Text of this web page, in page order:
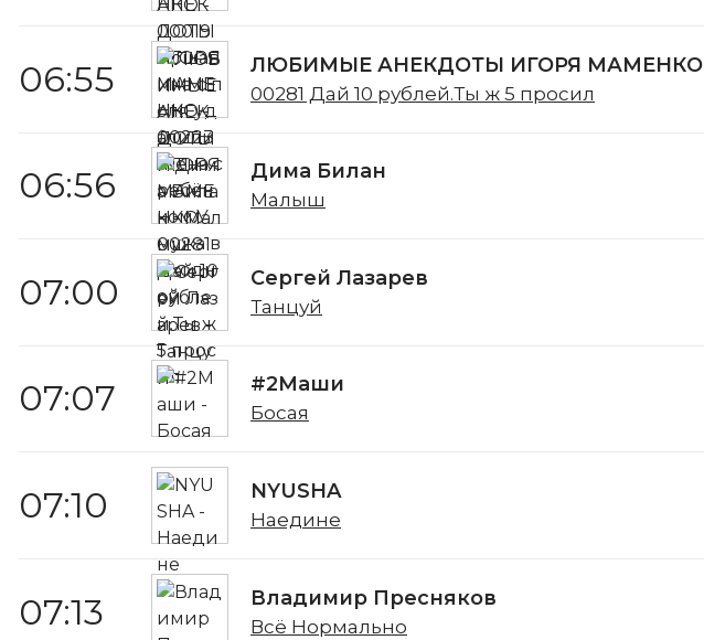
06:55 ЛЮБИМЫЕ АНЕКДОТЫ ИГОРЯ МАМЕНКО
00281 Дай 10 рублей.Ты ж 5 просил
06:56 Дима Билан
Малыш
07:00 Сергей Лазарев
Танцуй
07:07 #2Маши
Босая
07:10 NYUSHA
Наедине
07:13 Владимир Пресняков
Всё Нормально